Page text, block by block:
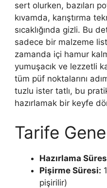
sert olurken, bazıları
kıvamda, karıştırma
sıcaklığında gizli. Bu
sadece bir malzeme
zamanda içi hamur
yumuşacık ve lezzetli
tüm püf noktalarını
tuzlu ister tatlı, bu
hazırlamak bir keyfe
Tarife
Hazırlama
Pişirme Süresi:
pişirilir)